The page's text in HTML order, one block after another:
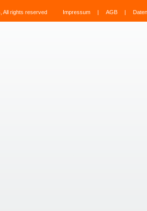
All rights reserved Impressum | AGB |